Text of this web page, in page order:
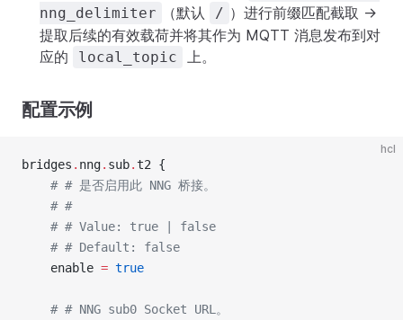
nng_delimiter
（默认 / ）进行前缀匹配截取 ->
提取后续的有效载荷并将其作为 MQTT 消息发布到对
应的
local_topic 上。
配置示例
hcl
bridges . nng. sub. t2 {
    # # 是否启用此 NNG 桥接。
    # #
    # # Value: true | false
    # # Default: false
    enable
= true
    # # NNG sub0 Socket URL。